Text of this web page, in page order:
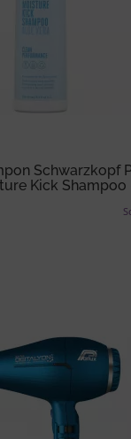
Schwarzkopf
Kick Shampoo